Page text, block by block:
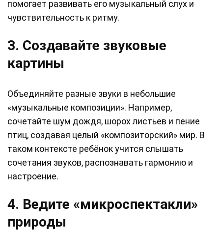
помогает развивать его музыкальный слух и
чувствительность к ритму.
3. Создавайте звуковые
картины
Объединяйте разные звуки в небольшие
«музыкальные композиции». Например,
сочетайте шум дождя, шорох листьев и пение
птиц, создавая целый «композиторский» мир. В
таком контексте ребёнок учится слышать
сочетания звуков, распознавать гармонию и
настроение.
4. Ведите «микроспектакли»
природы